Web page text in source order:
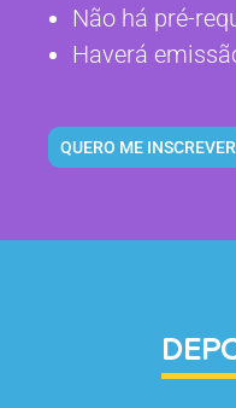
Não há pré-
Haverá
QUERO ME INSCREVER